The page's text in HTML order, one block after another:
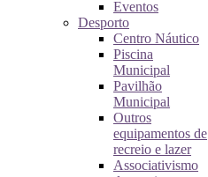
Eventos
Desporto
Centro Náutico
Piscina
Municipal
Pavilhão
Municipal
Outros
equipamentos de
recreio e lazer
Associativismo